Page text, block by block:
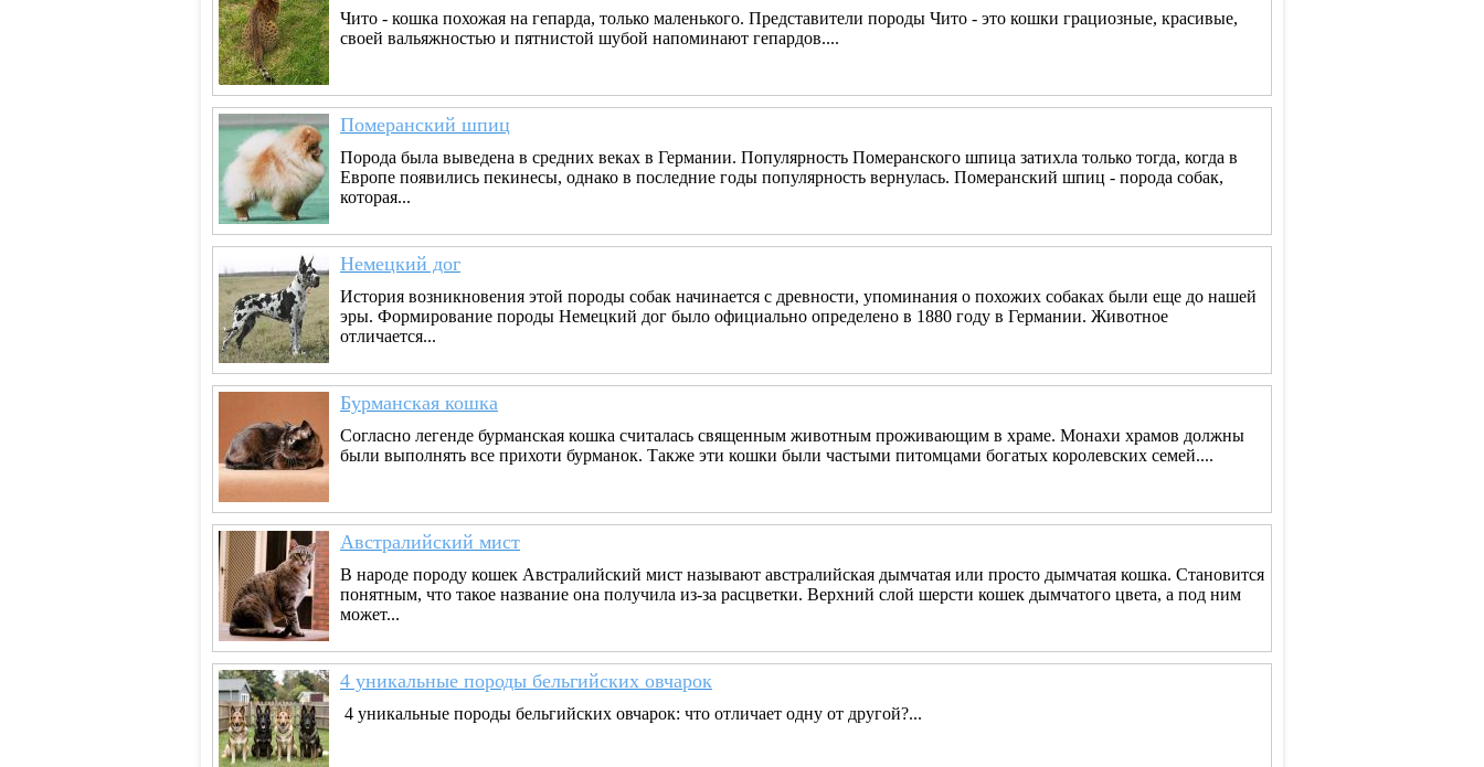
Чито - кошка похожая на гепарда, только маленького. Представители породы Чито - это кошки грациозные, красивые,
своей вальяжностью и пятнистой шубой напоминают гепардов....
Померанский шпиц
Порода была выведена в средних веках в Германии. Популярность Померанского шпица затихла только тогда, когда в
Европе появились пекинесы, однако в последние годы популярность вернулась. Померанский шпиц - порода собак,
которая...
Немецкий дог
История возникновения этой породы собак начинается с древности, упоминания о похожих собаках были еще до нашей
эры. Формирование породы Немецкий дог было официально определено в 1880 году в Германии. Животное
отличается...
Бурманская кошка
Согласно легенде бурманская кошка считалась священным животным проживающим в храме. Монахи храмов должны
были выполнять все прихоти бурманок. Также эти кошки были частыми питомцами богатых королевских семей....
Австралийский мист
В народе породу кошек Австралийский мист называют австралийская дымчатая или просто дымчатая кошка. Становится
понятным, что такое название она получила из-за расцветки. Верхний слой шерсти кошек дымчатого цвета, а под ним
может...
4 уникальные породы бельгийских овчарок
4 уникальные породы бельгийских овчарок: что отличает одну от другой?...